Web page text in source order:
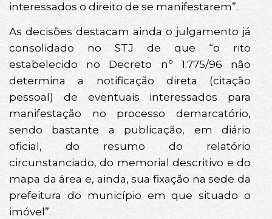
interessados o direito de se manifestarem”.
As decisões destacam ainda o julgamento já
consolidado no STJ de que “o rito
estabelecido no Decreto nº 1.775/96 não
determina a notificação direta (citação
pessoal) de eventuais interessados para
manifestação no processo demarcatório,
sendo bastante a publicação, em diário
oficial, do resumo do relatório
circunstanciado, do memorial descritivo e do
mapa da área e, ainda, sua fixação na sede da
prefeitura do município em que situado o
imóvel”.